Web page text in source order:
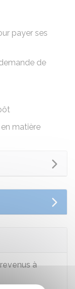
payer ses
de
matière
à